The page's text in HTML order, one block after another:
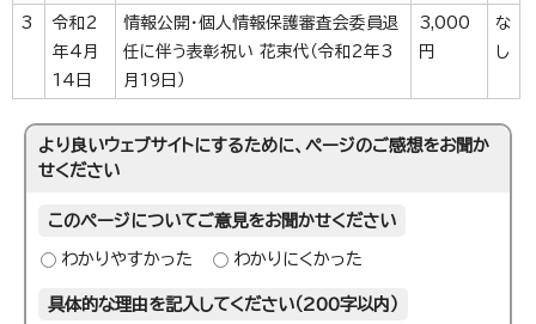
3
令和2
年4月
14日
情報公開・個人情報保護審査会委員退
任に伴う表彰祝い 花束代（令和2年3
月19日）
3,000
円
な
し
より良いウェブサイトにするために、ページのご感想をお聞か
せください
このページについてご意見をお聞かせください
わかりやすかった わかりにくかった
具体的な理由を記入してください（200字以内）